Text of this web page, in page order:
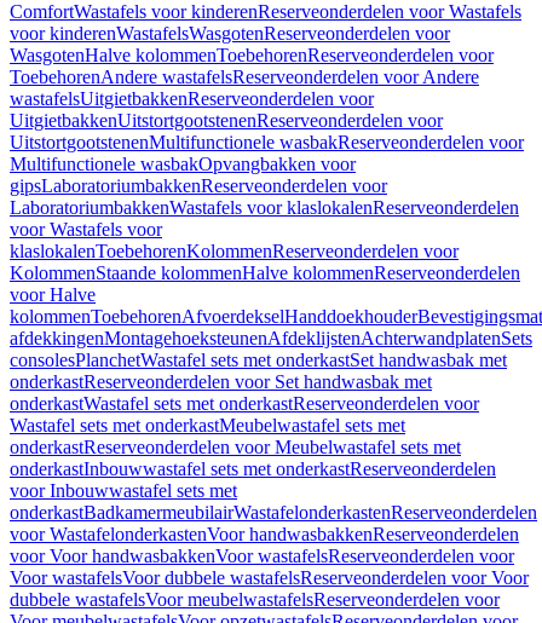
ComfortWastafels voor kinderenReserveonderdelen voor Wastafels
voor kinderenWastafelsWasgotenReserveonderdelen voor
WasgotenHalve kolommenToebehorenReserveonderdelen voor
ToebehorenAndere wastafelsReserveonderdelen voor Andere
wastafelsUitgietbakkenReserveonderdelen voor
UitgietbakkenUitstortgootstenenReserveonderdelen voor
UitstortgootstenenMultifunctionele wasbakReserveonderdelen voor
Multifunctionele wasbakOpvangbakken voor
gipsLaboratoriumbakkenReserveonderdelen voor
LaboratoriumbakkenWastafels voor klaslokalenReserveonderdelen
voor Wastafels voor
klaslokalenToebehorenKolommenReserveonderdelen voor
KolommenStaande kolommenHalve kolommenReserveonderdelen
voor Halve
kolommenToebehorenAfvoerdekselHanddoekhouder
afdekkingenMontagehoeksteunenAfdeklijstenAchterwandplatenSets
consolesPlanchetWastafel sets met onderkastSet handwasbak met
onderkastReserveonderdelen voor Set handwasbak met
onderkastWastafel sets met onderkastReserveonderdelen voor
Wastafel sets met onderkastMeubelwastafel sets met
onderkastReserveonderdelen voor Meubelwastafel sets met
onderkastInbouwwastafel sets met onderkastReserveonderdelen
voor Inbouwwastafel sets met
onderkastBadkamermeubilairWastafelonderkastenReserveonderdelen
voor WastafelonderkastenVoor handwasbakkenReserveonderdelen
voor Voor handwasbakkenVoor wastafelsReserveonderdelen voor
Voor wastafelsVoor dubbele wastafelsReserveonderdelen voor Voor
dubbele wastafelsVoor meubelwastafelsReserveonderdelen voor